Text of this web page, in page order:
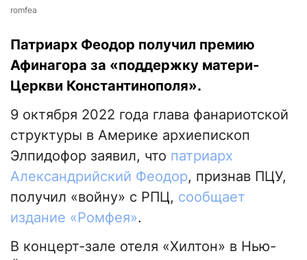
romfea
Патриарх Феодор получил премию
Афинагора за «поддержку матери-
Церкви Константинополя».
9 октября 2022 года глава фанариотской
структуры в Америке архиепископ
Элпидофор заявил, что патриарх
Александрийский Феодор, признав ПЦУ,
получил «войну» с РПЦ, сообщает
издание «Ромфея».
В концерт-зале отеля «Хилтон» в Нью-